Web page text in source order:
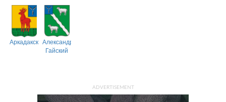
АркадакскийАлександрово-
Гайский
ADVERTISEMENT